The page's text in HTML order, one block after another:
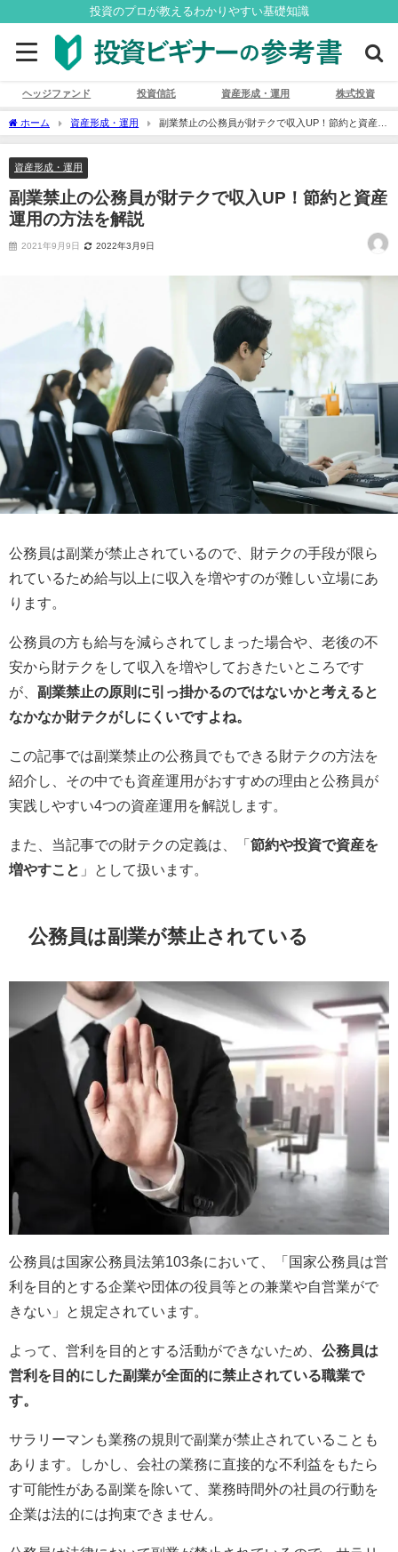
投資のプロが教えるわかりやすい基礎知識
ヘッジファンド 投資信託 資産形成・運用 株式投資
ホーム 資産形成・運用
副業禁止の公務員が財テクで収入UP！節約と資産運
用の方法を解説
資産形成・運用
副業禁止の公務員が財テクで収入UP！節約と資産
運用の方法を解説
2021年9月9日 2022年3月9日
公務員は副業が禁止されているので、財テクの手段が限ら
れているため給与以上に収入を増やすのが難しい立場にあ
ります。
公務員の方も給与を減らされてしまった場合や、老後の不
安から財テクをして収入を増やしておきたいところです
が、 副業禁止の原則に引っ掛かるのではないかと考えると
なかなか財テクがしにくいですよね。
この記事では副業禁止の公務員でもできる財テクの方法を
紹介し、その中でも資産運用がおすすめの理由と公務員が
実践しやすい4つの資産運用を解説します。
また、当記事での財テクの定義は、「 節約や投資で資産を
増やすこと 」として扱います。
公務員は副業が禁止されている
公務員は国家公務員法第103条において、「国家公務員は営
利を目的とする企業や団体の役員等との兼業や自営業がで
きない」と規定されています。
よって、営利を目的とする活動ができないため、 公務員は
営利を目的にした副業が全面的に禁止されている職業で
す。
サラリーマンも業務の規則で副業が禁止されていることも
あります。しかし、会社の業務に直接的な不利益をもたら
す可能性がある副業を除いて、業務時間外の社員の行動を
企業は法的には拘束できません。